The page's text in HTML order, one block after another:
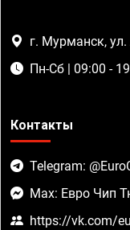
г. Мурманск,
Пн-Сб | 09:00 -
Контакты
Telegram:
Max: Евро Чип
https://vk.com/